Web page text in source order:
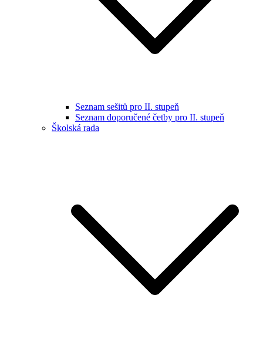
Seznam sešitů pro II. stupeň
Seznam doporučené četby pro II. stupeň
Školská rada